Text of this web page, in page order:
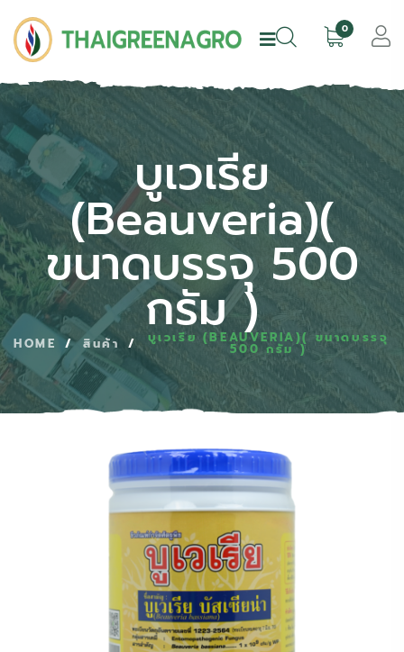
0
บูเวเรีย
(Beauveria)(
ขนาดบรรจุ 500
กรัม )
HOME / สินค้า / บูเวเรีย (BEAUVERIA)( ขนาดบรรจุ
500 กรัม )